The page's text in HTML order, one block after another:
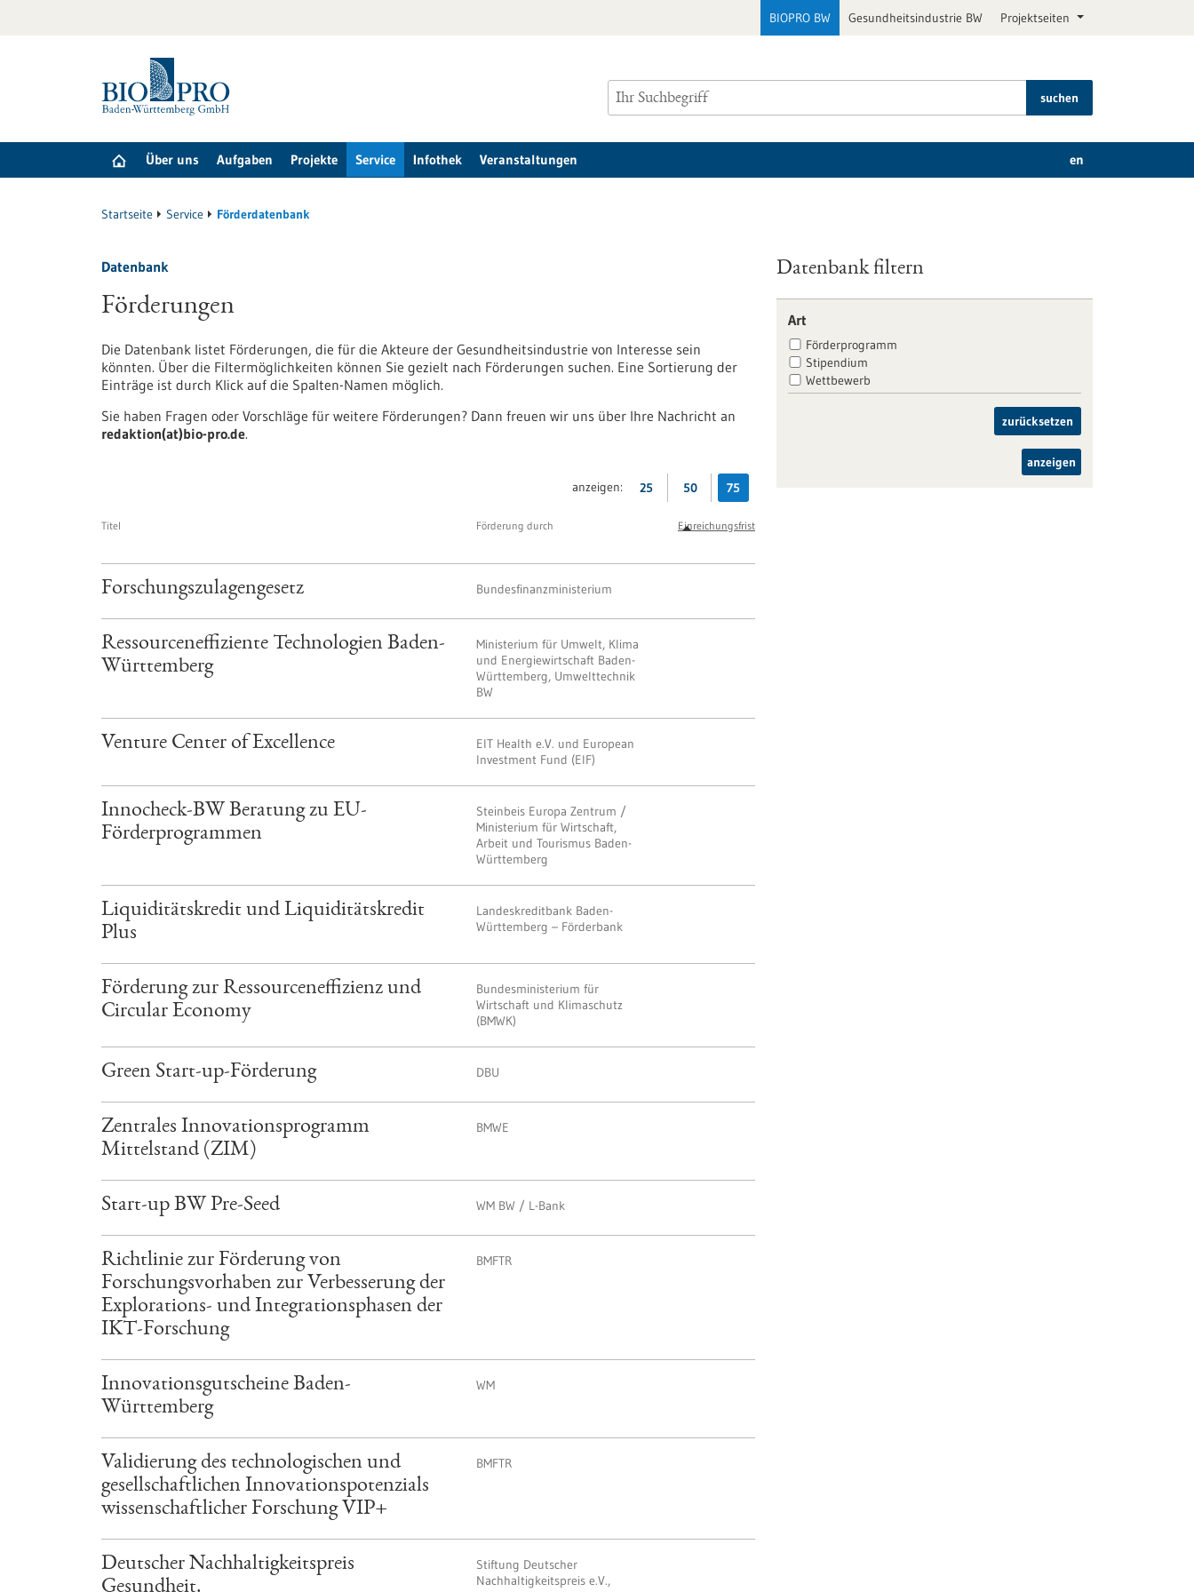
BIOPRO BW Gesundheitsindustrie BW Projektseiten
suchen
Über uns Aufgaben Projekte Service Infothek Veranstaltungen en
Startseite Service Förderdatenbank
Datenbank
Förderungen
Die Datenbank listet Förderungen, die für die Akteure der Gesundheitsindustrie von Interesse sein
könnten. Über die Filtermöglichkeiten können Sie gezielt nach Förderungen suchen. Eine Sortierung der
Einträge ist durch Klick auf die Spalten-Namen möglich.
Sie haben Fragen oder Vorschläge für weitere Förderungen? Dann freuen wir uns über Ihre Nachricht an
redaktion(at)bio-pro.de.
anzeigen: 25 50 75
Titel Förderung durch Einreichungsfrist
Forschungszulagengesetz Bundesfinanzministerium
Ressourceneffiziente Technologien Baden-
Württemberg
Ministerium für Umwelt, Klima
und Energiewirtschaft Baden-
Württemberg, Umwelttechnik
BW
Venture Center of Excellence
EIT Health e.V. und European
Investment Fund (EIF)
Innocheck-BW Beratung zu EU-
Förderprogrammen
Steinbeis Europa Zentrum /
Ministerium für Wirtschaft,
Arbeit und Tourismus Baden-
Württemberg
Liquiditätskredit und Liquiditätskredit
Plus
Landeskreditbank Baden-
Württemberg – Förderbank
Förderung zur Ressourceneffizienz und
Circular Economy
Bundesministerium für
Wirtschaft und Klimaschutz
(BMWK)
Green Start-up-Förderung DBU
Zentrales Innovationsprogramm
Mittelstand (ZIM)
BMWE
Start-up BW Pre-Seed WM BW / L-Bank
Richtlinie zur Förderung von
Forschungsvorhaben zur Verbesserung der
Explorations- und Integrationsphasen der
IKT-Forschung
BMFTR
Innovationsgutscheine Baden-
Württemberg
WM
Validierung des technologischen und
gesellschaftlichen Innovationspotenzials
wissenschaftlicher Forschung VIP+
BMFTR
Deutscher Nachhaltigkeitspreis
Gesundheit.
Stiftung Deutscher
Nachhaltigkeitspreis e.V.,
Datenbank filtern
Art
Förderprogramm
Stipendium
Wettbewerb
zurücksetzen
anzeigen